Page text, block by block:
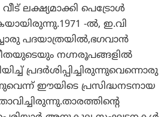
ലക്ഷ്യമാക്കി പെട്രോൾ
-ൽ, ഇ.വി
പദയാത്രയിൽ,ഭഗവാൻ
നഗ്നരൂപങ്ങളിൽ
പ്രദർശിപ്പിച്ചിരുന്നുവെന്നൊരു
ഈയിടെ പ്രസിദ്ധനടനായ